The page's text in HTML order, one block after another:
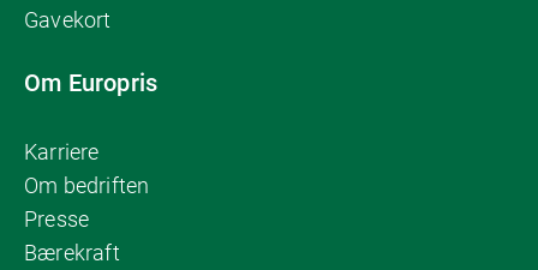
Gavekort
Om Europris
Karriere
Om bedriften
Presse
Bærekraft